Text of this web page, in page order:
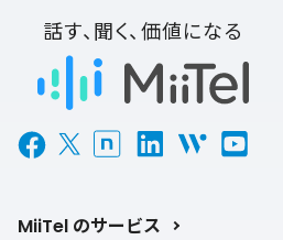
話す、聞く、価値になる
MiiTel のサービス